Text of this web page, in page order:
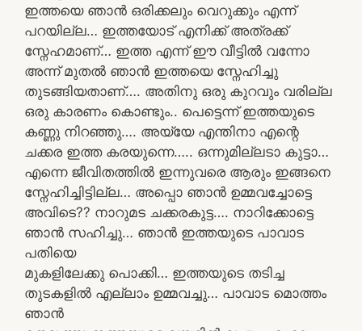
ഇത്തയെ ഞാൻ ഒരിക്കലും വെറുക്കും എന്ന്
പറയില്ല… ഇത്തയോട് എനിക്ക് അത്രക്ക്
സ്നേഹമാണ്… ഇത്ത എന്ന് ഈ വീട്ടിൽ വന്നോ
അന്ന് മുതൽ ഞാൻ ഇത്തയെ സ്നേഹിച്ചു
തുടങ്ങിയതാണ്…. അതിനു ഒരു കുറവും വരില്ല
ഒരു കാരണം കൊണ്ടും.. പെട്ടെന്ന് ഇത്തയുടെ
കണ്ണു നിറഞ്ഞു…. അയ്യേ എന്തിനാ എന്റെ
ചക്കര ഇത്ത കരയുന്നെ….. ഒന്നുമില്ലടാ കുട്ടാ…
എന്നെ ജീവിതത്തിൽ ഇന്നുവരെ ആരും ഇങ്ങനെ
സ്നേഹിച്ചിട്ടില്ല… അപ്പൊ ഞാൻ ഉമ്മവച്ചോട്ടെ
അവിടെ?? നാറുമട ചക്കരകുട്ട…. നാറിക്കോട്ടെ
ഞാൻ സഹിച്ചു… ഞാൻ ഇത്തയുടെ പാവാട
പതിയെ
മുകളിലേക്കു പൊക്കി… ഇത്തയുടെ തടിച്ച
തുടകളിൽ എല്ലാം ഉമ്മവച്ചു… പാവാട മൊത്തം
ഞാൻ